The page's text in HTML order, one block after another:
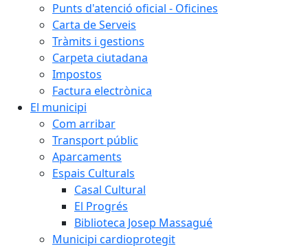
Punts d'atenció oficial - Oficines
Carta de Serveis
Tràmits i gestions
Carpeta ciutadana
Impostos
Factura electrònica
El municipi
Com arribar
Transport públic
Aparcaments
Espais Culturals
Casal Cultural
El Progrés
Biblioteca Josep Massagué
Municipi cardioprotegit